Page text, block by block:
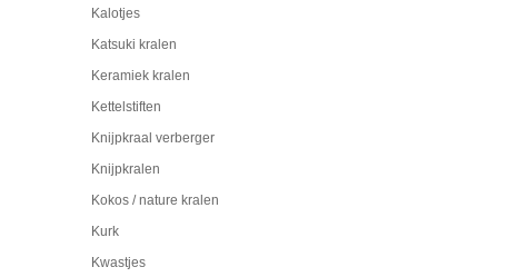
Kalotjes
Katsuki kralen
Keramiek kralen
Kettelstiften
Knijpkraal verberger
Knijpkralen
Kokos / nature kralen
Kurk
Kwastjes